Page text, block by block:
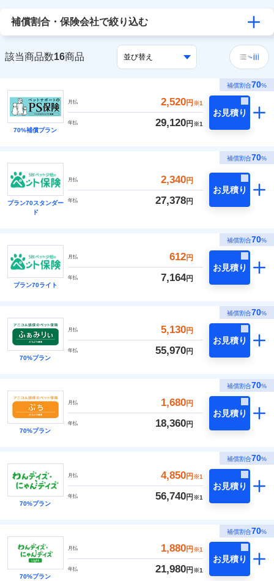
補償割合・保険会社で絞り込む
該当商品数16商品
補償割合70%
70%補償プラン
月払 2,520円 ※1
年払 29,120円 ※1
お見積り
補償割合70%
プラン70スタンダー
ド
月払 2,340円
年払 27,378円
お見積り
補償割合70%
プラン70ライト
月払 612円
年払 7,164円
お見積り
補償割合70%
70%プラン
月払 5,130円
年払 55,970円
お見積り
補償割合70%
70%プラン
月払 1,680円
年払 18,360円
お見積り
補償割合70%
70%プラン
月払 4,850円 ※1
年払 56,740円 ※1
お見積り
補償割合70%
70%プラン
月払 1,880円 ※1
年払 21,980円 ※1
お見積り